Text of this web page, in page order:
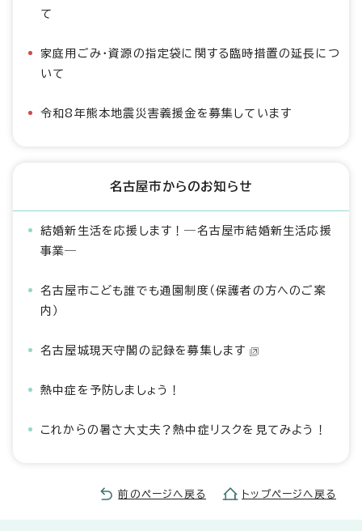
て
家庭用ごみ・資源の指定袋に関する臨時措置の延長につ
いて
令和8年熊本地震災害義援金を募集しています
名古屋市からのお知らせ
結婚新生活を応援します！―名古屋市結婚新生活応援
事業―
名古屋市こども誰でも通園制度（保護者の方へのご案
内）
名古屋城現天守閣の記録を募集します
熱中症を予防しましょう！
これからの暑さ大丈夫？熱中症リスクを見てみよう！
前のページへ戻る トップページへ戻る